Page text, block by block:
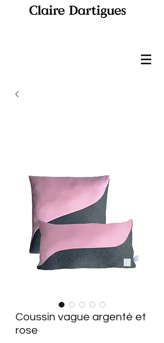
Coussin vague argenté et
rose